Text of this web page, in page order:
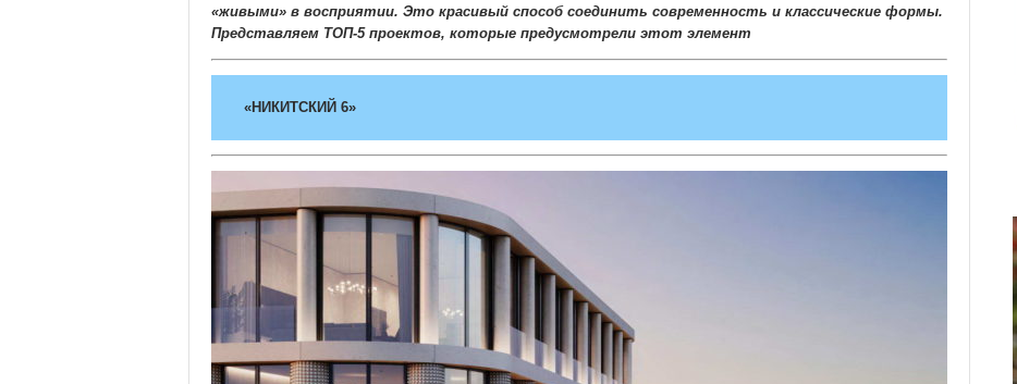
«живыми» в восприятии. Это красивый способ соединить современность и классические формы.
Представляем ТОП-5 проектов, которые предусмотрели этот элемент
«НИКИТСКИЙ 6»